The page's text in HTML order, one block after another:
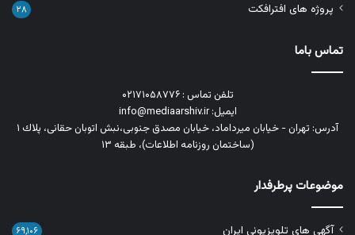
پروژه های افترافکت ۲۸
تماس باما
تلفن تماس : ۰۲۱۷۱۰۵۸۷۷۶
ایمیل: info@mediaarshiv.ir
آدرس: تهران - خیابان میرداماد، خیابان مصدق جنوبی،نبش اتوبان حقانی، پلاك ١
(ساختمان روزنامه اطلاعات)، طبقه ۱۳
موضوعات پرطرفدار
آگهی های تلویزیونی ایران ۶۹,۱۰۶